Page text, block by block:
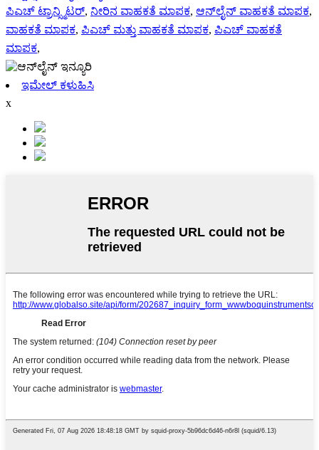
ಪಿಎಚ್ ಟ್ರಾನ್ಸ್ಮಿಟರ್, ನೀರಿನ ವಾಹಕತೆ ಮಾಪಕ, ಆನ್‌ಲೈನ್ ವಾಹಕತೆ ಮಾಪಕ,
ವಾಹಕತೆ ಮಾಪಕ, ಪಿಎಚ್ ಮತ್ತು ವಾಹಕತೆ ಮಾಪಕ, ಪಿಎಚ್ ವಾಹಕತೆ
ಮಾಪಕ,
ಇಮೇಲ್ ಕಳುಹಿಸಿ
x